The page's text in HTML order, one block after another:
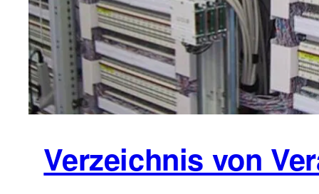
Verzeichnis von